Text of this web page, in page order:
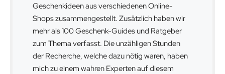
Geschenkideen aus verschiedenen Online-
Shops zusammengestellt. Zusätzlich haben wir
mehr als 100 Geschenk-Guides und Ratgeber
zum Thema verfasst. Die unzähligen Stunden
der Recherche, welche dazu nötig waren, haben
mich zu einem wahren Experten auf diesem